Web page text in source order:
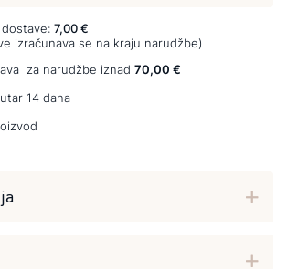
7,00 €
izračunava se na kraju narudžbe)
za narudžbe iznad 70,00 €
14 dana